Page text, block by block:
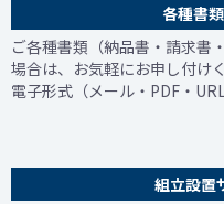
各種書
ご各種書類（納品書・請求書
場合は、お気軽にお申し付け
電子形式（メール・PDF・
組立設置